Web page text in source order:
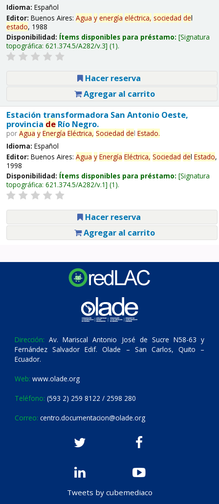
Idioma: Español
Editor: Buenos Aires: Agua y energía eléctrica, sociedad del
estado, 1988
Disponibilidad: Ítems disponibles para préstamo: Signatura
topográfica: 621.374.5/A282/v.3 (1).
Hacer reserva
Agregar al carrito
Estación transformadora San Antonio Oeste,
provincia deRío Negro.
por Agua y Energía Eléctrica, Sociedad del Estado.
Idioma: Español
Editor: Buenos Aires: Agua y Energía Eléctrica, Sociedad del Estado,
1998
Disponibilidad: Ítems disponibles para préstamo: Signatura
topográfica: 621.374.5/A282/v.1 (1).
Hacer reserva
Agregar al carrito
Dirección: Av. Mariscal Antonio José de Sucre N58-63 y
Fernández Salvador Edif. Olade – San Carlos, Quito –
Ecuador.
Web: www.olade.org
Teléfono: (593 2) 259 8122 / 2598 280
Correo: centro.documentacion@olade.org
Tweets by cubemediaco